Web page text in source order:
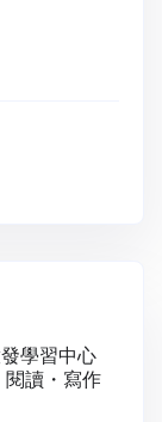
學習中心
閱讀・寫作